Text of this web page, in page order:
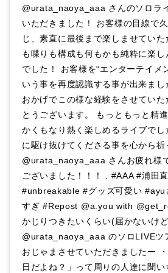
@urata_naoya_aaa さんのソロラ
いただきました！ お客様の目線で
じ、素直に最後まで楽しませてい
も喋りも構成も何もかも純粋に楽
でした！ お客様を“エンターテイメ
いう事を再度認識する事が出来ま
おかげでこの様な経験をさせてい
とうございます。 もっともっと精
かくもなり熱く楽しめるライブで
に駆け抜けてくださる事を心から祈
@urata_naoya_aaa さんお疲れ様
ございました！！！ . #AAA #浦田
#unbreakable #グッズ可愛い #ayu
すぎ #Repost @a.you with
かじりつきたいくらい(届かないけ
@urata_naoya_aaa のソロLIVEツ
おじゃまさせていただきましたー
日だよね？」って周りの人達に聞い